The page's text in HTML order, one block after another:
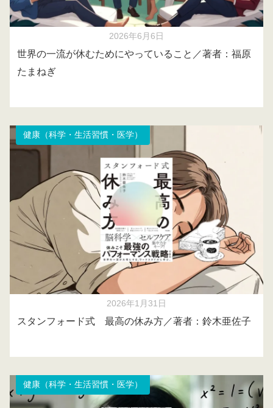
2026年6月6日
世界の一流が休むためにやっていること／著者：福原
たまねぎ
健康（科学・生活習慣・医学）
2026年1月31日
スタンフォード式 最高の休み方／著者：鈴木亜佐子
健康（科学・生活習慣・医学）